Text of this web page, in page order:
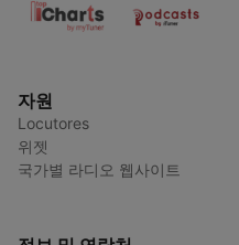
자원
Locutores
위젯
국가별 라디오 웹사이트